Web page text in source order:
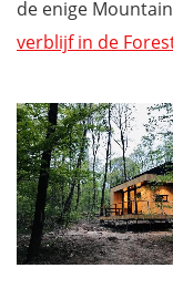
de enige
verblijf in de